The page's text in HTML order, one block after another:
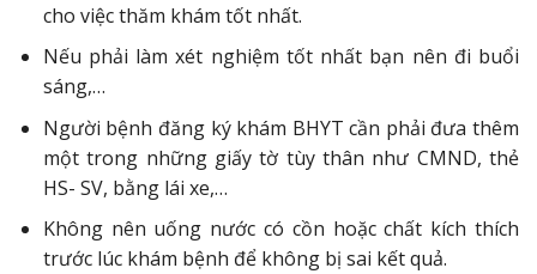
cho việc thăm khám tốt nhất.
Nếu phải làm xét nghiệm tốt nhất bạn nên đi buổi
sáng,…
Người bệnh đăng ký khám BHYT cần phải đưa thêm
một trong những giấy tờ tùy thân như CMND, thẻ
HS- SV, bằng lái xe,…
Không nên uống nước có cồn hoặc chất kích thích
trước lúc khám bệnh để không bị sai kết quả.